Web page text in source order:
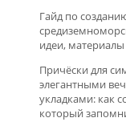
Гайд по
идеи,
Причёски для
элегантными
укладками: как
который